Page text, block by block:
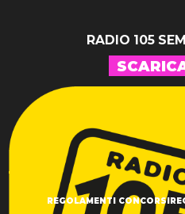
RADIO 105
REGOLAMENTI CONCORSI